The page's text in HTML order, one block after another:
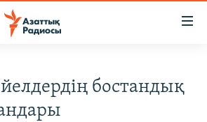
бостандық